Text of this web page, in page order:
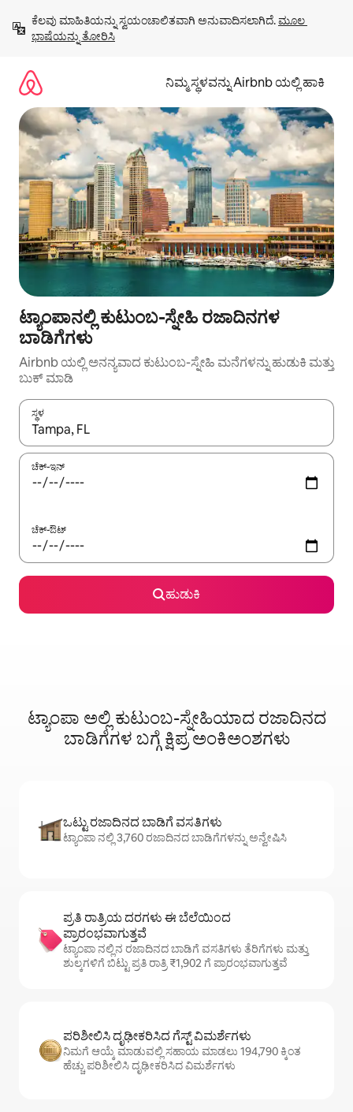
ಹೋಗಿ
ಕೆಲವು ಮಾಹಿತಿಯನ್ನು ಸ್ವಯಂಚಾಲಿತವಾಗಿ ಅನುವಾದಿಸಲಾಗಿದೆ. ಮೂಲ
ಭಾಷೆಯನ್ನು ತೋರಿಸಿ
ನಿಮ್ಮ ಸ್ಥಳವನ್ನು Airbnb ಯಲ್ಲಿ ಹಾಕಿ
ಟ್ಯಾಂಪಾನಲ್ಲಿ ಕುಟುಂಬ-ಸ್ನೇಹಿ ರಜಾದಿನಗಳ
ಬಾಡಿಗೆಗಳು
Airbnb ಯಲ್ಲಿ ಅನನ್ಯವಾದ ಕುಟುಂಬ-ಸ್ನೇಹಿ ಮನೆಗಳನ್ನು ಹುಡುಕಿ ಮತ್ತು
ಬುಕ್ ಮಾಡಿ
ಸ್ಥಳ
ಫಲಿತಾಂಶಗಳು ಲಭ್ಯವಿರುವಾಗ, ಅಪ್ ಮತ್ತು ಡೌನ್ ಬಾಣದ ಕೀಲಿಗಳೊಂದಿಗೆ
ಚೆಕ್-ಇನ್
ಚೆಕ್-ಔಟ್
ಹುಡುಕಿ
ಟ್ಯಾಂಪಾ ಅಲ್ಲಿ ಕುಟುಂಬ-ಸ್ನೇಹಿಯಾದ ರಜಾದಿನದ
ಬಾಡಿಗೆಗಳ ಬಗ್ಗೆ ಕ್ಷಿಪ್ರ ಅಂಕಿಅಂಶಗಳು
ಒಟ್ಟು ರಜಾದಿನದ ಬಾಡಿಗೆ ವಸತಿಗಳು
ಟ್ಯಾಂಪಾ ನಲ್ಲಿ 3,760 ರಜಾದಿನದ ಬಾಡಿಗೆಗಳನ್ನು ಅನ್ವೇಷಿಸಿ
ಪ್ರತಿ ರಾತ್ರಿಯ ದರಗಳು ಈ ಬೆಲೆಯಿಂದ
ಪ್ರಾರಂಭವಾಗುತ್ತವೆ
ಟ್ಯಾಂಪಾ ನಲ್ಲಿನ ರಜಾದಿನದ ಬಾಡಿಗೆ ವಸತಿಗಳು ತೆರಿಗೆಗಳು ಮತ್ತು
ಶುಲ್ಕಗಳಿಗೆ ಬಿಟ್ಟು ಪ್ರತಿ ರಾತ್ರಿ ₹1,902 ಗೆ ಪ್ರಾರಂಭವಾಗುತ್ತವೆ
ಪರಿಶೀಲಿಸಿ ದೃಢೀಕರಿಸಿದ ಗೆಸ್ಟ್ ವಿಮರ್ಶೆಗಳು
ನಿಮಗೆ ಆಯ್ಕೆ ಮಾಡುವಲ್ಲಿ ಸಹಾಯ ಮಾಡಲು 194,790 ಕ್ಕಿಂತ
ಹೆಚ್ಚು ಪರಿಶೀಲಿಸಿ ದೃಢೀಕರಿಸಿದ ವಿಮರ್ಶೆಗಳು